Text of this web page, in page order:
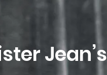
Jean’s